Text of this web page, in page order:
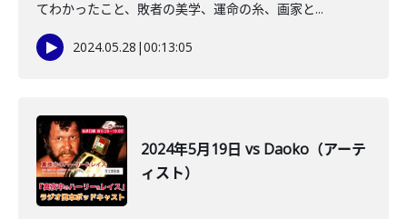
てわかったこと、敗者の美学、運命の糸、画家と...
2024.05.28 |00:13:05
2024年5月19日 vs Daoko（アーテ
ィスト）